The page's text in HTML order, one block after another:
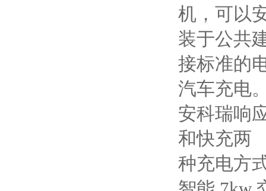
机，可以
装于公共
接标准的
汽车充电
安科瑞响
和快充两
种充电方